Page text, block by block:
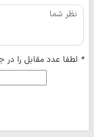
* لطفا عدد مقابل را در